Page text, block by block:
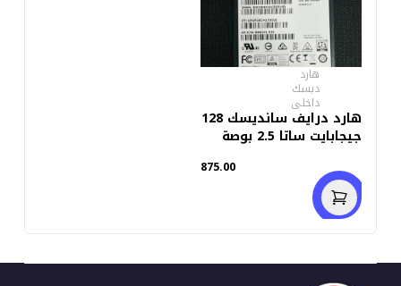
هارد
ديسك
داخلى
هارد درايف سانديسك 128
جيجابايت ساتا 2.5 بوصة
خارج) 875.00